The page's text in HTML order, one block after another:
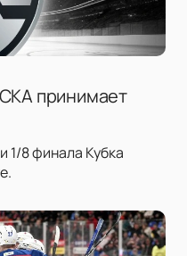
принимает
1/8 финала Кубка